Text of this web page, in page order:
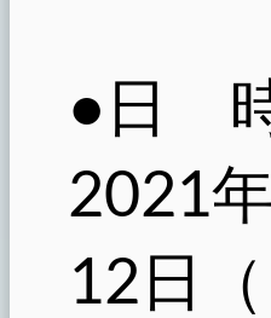
●日
2021
12日